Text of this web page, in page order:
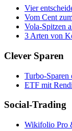
Vier
Vom Cent
Vola-Spitzen
3 Arten von
Clever Sparen
Turbo-Sparen
ETF mit
Social-Trading
Wikifolio Pro